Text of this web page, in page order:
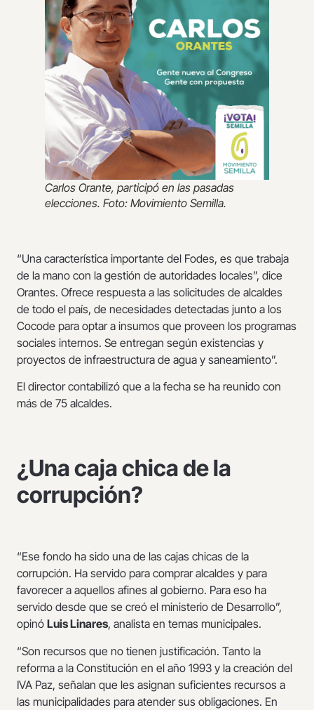
Carlos Orante, participó en las pasadas
elecciones. Foto: Movimiento Semilla.
“Una característica importante del Fodes, es que trabaja
de la mano con la gestión de autoridades locales”, dice
Orantes. Ofrece respuesta a las solicitudes de alcaldes
de todo el país, de necesidades detectadas junto a los
Cocode para optar a insumos que proveen los programas
sociales internos. Se entregan según existencias y
proyectos de infraestructura de agua y saneamiento”.
El director contabilizó que a la fecha se ha reunido con
más de 75 alcaldes.
¿Una caja chica de la
corrupción?
“Ese fondo ha sido una de las cajas chicas de la
corrupción. Ha servido para comprar alcaldes y para
favorecer a aquellos afines al gobierno. Para eso ha
servido desde que se creó el ministerio de Desarrollo”,
opinó Luis Linares, analista en temas municipales.
“Son recursos que no tienen justificación. Tanto la
reforma a la Constitución en el año 1993 y la creación del
IVA Paz, señalan que les asignan suficientes recursos a
las municipalidades para atender sus obligaciones. En